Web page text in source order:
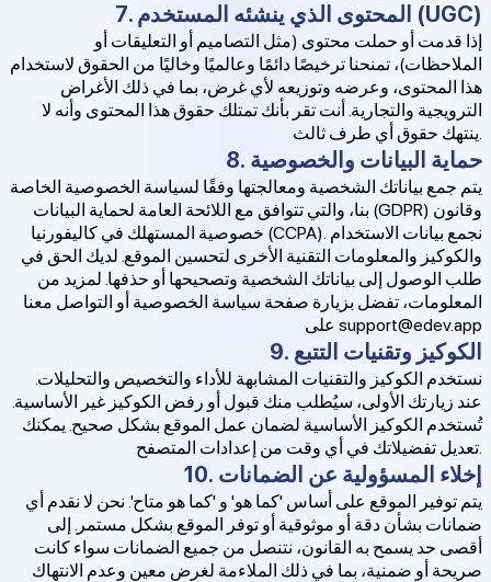
7. المحتوى الذي ينشئه المستخدم (UGC)
إذا قدمت أو حملت محتوى (مثل التصاميم أو التعليقات أو
الملاحظات)، تمنحنا ترخيصًا دائمًا وعالميًا وخاليًا من الحقوق لاستخدام
هذا المحتوى، وعرضه وتوزيعه لأي غرض، بما في ذلك الأغراض
الترويجية والتجارية. أنت تقر بأنك تمتلك حقوق هذا المحتوى وأنه لا
ينتهك حقوق أي طرف ثالث.
8. حماية البيانات والخصوصية
يتم جمع بياناتك الشخصية ومعالجتها وفقًا لسياسة الخصوصية الخاصة
بنا، والتي تتوافق مع اللائحة العامة لحماية البيانات (GDPR) وقانون
خصوصية المستهلك في كاليفورنيا (CCPA). نجمع بيانات الاستخدام
والكوكيز والمعلومات التقنية الأخرى لتحسين الموقع. لديك الحق في
طلب الوصول إلى بياناتك الشخصية وتصحيحها أو حذفها. لمزيد من
المعلومات، تفضل بزيارة صفحة سياسة الخصوصية أو التواصل معنا
على support@edev.app
9. الكوكيز وتقنيات التتبع
نستخدم الكوكيز والتقنيات المشابهة للأداء والتخصيص والتحليلات.
عند زيارتك الأولى، سيُطلب منك قبول أو رفض الكوكيز غير الأساسية.
تُستخدم الكوكيز الأساسية لضمان عمل الموقع بشكل صحيح. يمكنك
تعديل تفضيلاتك في أي وقت من إعدادات المتصفح.
10. إخلاء المسؤولية عن الضمانات
يتم توفير الموقع على أساس 'كما هو' و 'كما هو متاح'. نحن لا نقدم أي
ضمانات بشأن دقة أو موثوقية أو توفر الموقع بشكل مستمر. إلى
أقصى حد يسمح به القانون، نتنصل من جميع الضمانات سواء كانت
صريحة أو ضمنية، بما في ذلك الملاءمة لغرض معين وعدم الانتهاك